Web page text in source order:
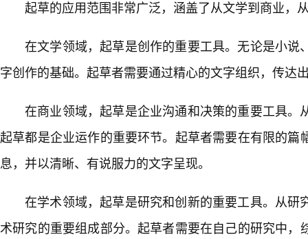
起草的应用范围非常广泛，涵盖了从文学到商业，
在文学领域，起草是创作的重要工具。无论是小说
字创作的基础。起草者需要通过精心的文字组织，传达
在商业领域，起草是企业沟通和决策的重要工具。
起草都是企业运作的重要环节。起草者需要在有限的篇
息，并以清晰、有说服力的文字呈现。
在学术领域，起草是研究和创新的重要工具。从研
术研究的重要组成部分。起草者需要在自己的研究中，